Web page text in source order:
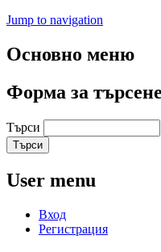
Jump to navigation
Основно меню
Форма за търсене
Търси
User menu
Вход
Регистрация